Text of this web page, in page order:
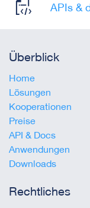
APIs &
Überblick
Home
Lösungen
Kooperationen
Preise
API & Docs
Anwendungen
Downloads
Rechtliches